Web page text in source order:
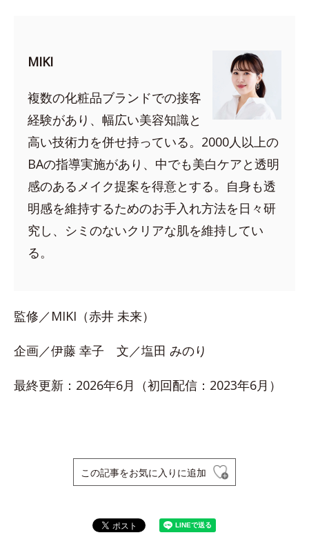
MIKI
複数の化粧品ブランドでの接客
経験があり、幅広い美容知識と
高い技術力を併せ持っている。2000人以上の
BAの指導実施があり、中でも美白ケアと透明
感のあるメイク提案を得意とする。自身も透
明感を維持するためのお手入れ方法を日々研
究し、シミのないクリアな肌を維持してい
る。
監修／MIKI（赤井 未来）
企画／伊藤 幸子 文／塩田 みのり
最終更新：2026年6月（初回配信：2023年6月）
この記事をお気に入りに追加